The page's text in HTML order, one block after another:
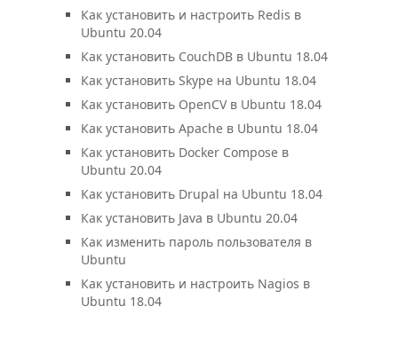
Как установить и настроить Redis в
Ubuntu 20.04
Как установить CouchDB в Ubuntu 18.04
Как установить Skype на Ubuntu 18.04
Как установить OpenCV в Ubuntu 18.04
Как установить Apache в Ubuntu 18.04
Как установить Docker Compose в
Ubuntu 20.04
Как установить Drupal на Ubuntu 18.04
Как установить Java в Ubuntu 20.04
Как изменить пароль пользователя в
Ubuntu
Как установить и настроить Nagios в
Ubuntu 18.04